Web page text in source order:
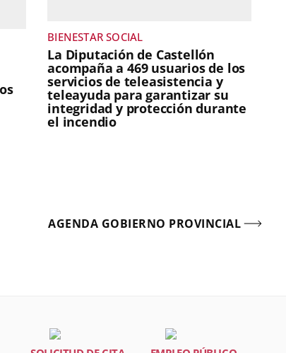
BIENESTAR SOCIAL
La Diputación de Castellón
acompaña a 469 usuarios de los
servicios de teleasistencia y
teleayuda para garantizar su
integridad y protección durante
el incendio
AGENDA GOBIERNO PROVINCIAL